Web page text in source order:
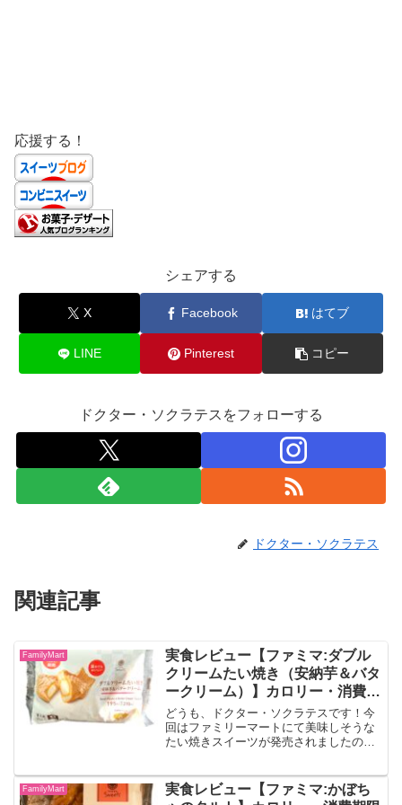
応援する！
シェアする
X Facebook はてブ
LINE Pinterest コピー
ドクター・ソクラテスをフォローする
ドクター・ソクラテス
関連記事
FamilyMart
実食レビュー【ファミマ:ダブル
クリームたい焼き（安納芋＆バタ
ークリーム）】カロリー・消費期
限などもご紹介！
どうも、ドクター・ソクラテスです！今
回はファミリーマートにて美味しそうな
たい焼きスイーツが発売されましたの
ム）安納芋ペーストをたっぷり混ぜ込ん
だカスタードと、ほんのりし...
FamilyMart
実食レビュー【ファミマ:かぼち